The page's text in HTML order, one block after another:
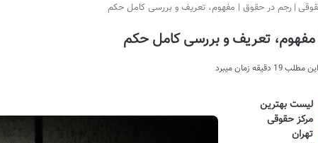
| رجم در حقوق | مفهوم، تعریف و بررسی کامل حکم
تعریف و بررسی کامل حکم
دقیقه زمان میبرد
لیست بهترین
مرکز حقوقی
تهران